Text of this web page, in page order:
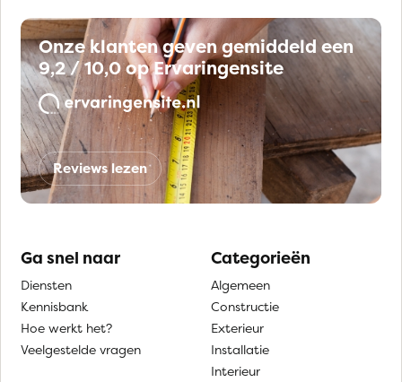
Onze klanten geven gemiddeld een
9,2 / 10,0 op Ervaringensite
Reviews lezen
Ga snel naar
Diensten
Kennisbank
Hoe werkt het?
Veelgestelde vragen
Categorieën
Algemeen
Constructie
Exterieur
Installatie
Interieur